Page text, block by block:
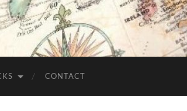
CONTACT